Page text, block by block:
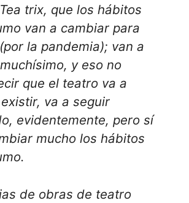
trix, que los hábitos
van a cambiar para
la pandemia); van a
y eso no
que el teatro va a
va a seguir
evidentemente, pero sí
mucho los hábitos
de obras de teatro